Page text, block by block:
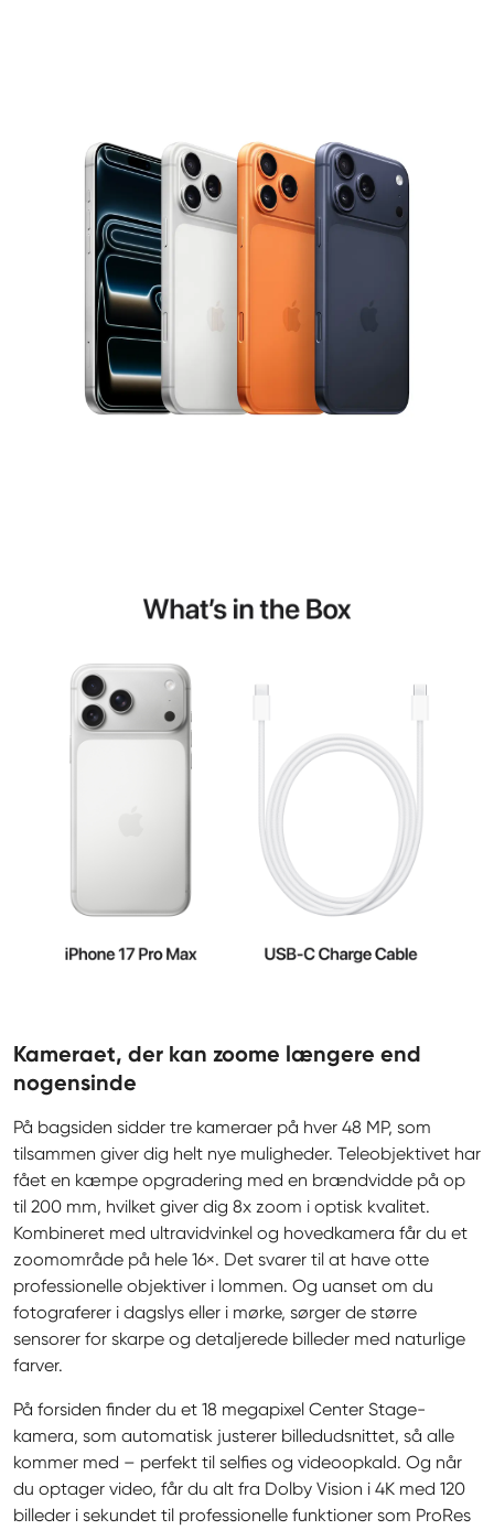
Kameraet, der kan zoome længere end
nogensinde
På bagsiden sidder tre kameraer på hver 48 MP, som
tilsammen giver dig helt nye muligheder. Teleobjektivet har
fået en kæmpe opgradering med en brændvidde på op
til 200 mm, hvilket giver dig 8x zoom i optisk kvalitet.
Kombineret med ultravidvinkel og hovedkamera får du et
zoomområde på hele 16×. Det svarer til at have otte
professionelle objektiver i lommen. Og uanset om du
fotograferer i dagslys eller i mørke, sørger de større
sensorer for skarpe og detaljerede billeder med naturlige
farver.
På forsiden finder du et 18 megapixel Center Stage-
kamera, som automatisk justerer billedudsnittet, så alle
kommer med – perfekt til selfies og videoopkald. Og når
du optager video, får du alt fra Dolby Vision i 4K med 120
billeder i sekundet til professionelle funktioner som ProRes